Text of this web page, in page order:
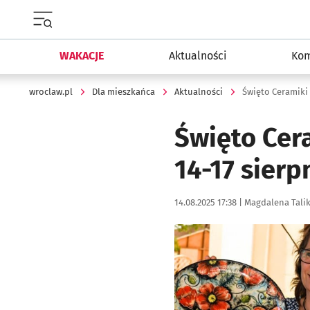
WAKACJE Aktualności
wroclaw.pl Dla mieszkańca Aktualności Święto Ceramiki
Święto
14-17
Data publikacji:
14.08.2025 17:38 | Autor:
Magdalena Talik
Kliknij, aby zobaczyć